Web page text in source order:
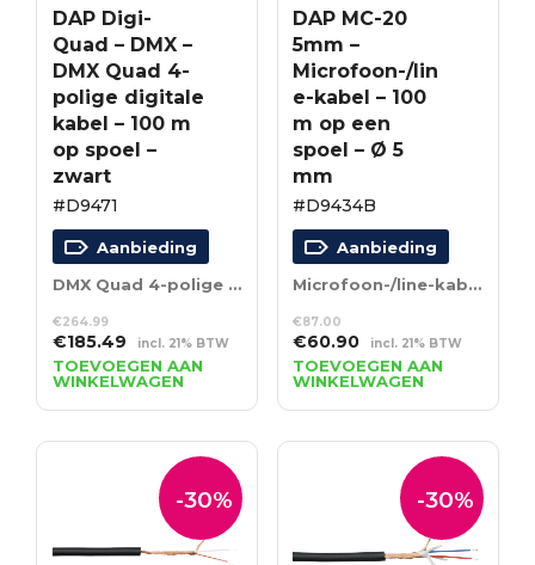
DAP Digi-
Quad – DMX –
DMX Quad 4-
polige digitale
kabel – 100 m
op spoel –
zwart
#D9471
Aanbieding
DMX Quad 4-polige digitale kabel – 100 m op spoel – zwart
€264.99
Oorspronkelijke
prijs
was:
€264.99.
€185.49Huidige
prijs
is:
€185.49.
incl. 21% BTW
TOEVOEGEN AAN
WINKELWAGEN
DAP MC-20
5mm –
Microfoon-/lin
e-kabel – 100
m op een
spoel – Ø 5
mm
#D9434B
Aanbieding
Microfoon-/line-kabel – 100 m op een spoel – Ø 5 mm
€87.00
Oorspronkelijke
prijs
was:
€87.00.
€60.90Huidige
prijs
is:
€60.90.
incl. 21% BTW
TOEVOEGEN AAN
WINKELWAGEN
-30% -30%